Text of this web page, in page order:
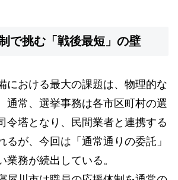
で挑む「戦後最短」の壁
における最大の課題は、物理的な
通常、選挙事務は各市区町村の選
令塔となり、民間業者と連携する
るが、今回は「通常通りの委託」
業務が続出している。